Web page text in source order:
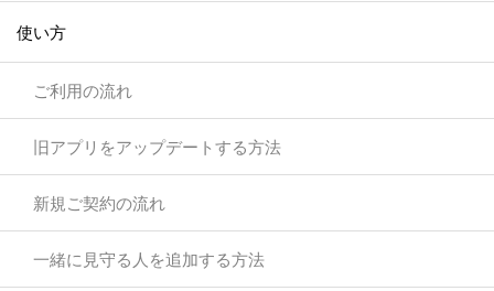
使い方
ご利用の流れ
旧アプリをアップデートする方法
新規ご契約の流れ
一緒に見守る人を追加する方法